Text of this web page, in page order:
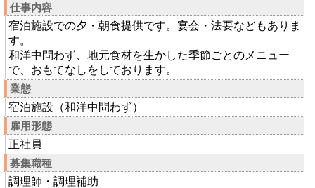
仕事内容
宿泊施設での夕・朝食提供です。宴会・法要などもありま
す。
和洋中問わず、地元食材を生かした季節ごとのメニュー
で、おもてなしをしております。
業態
宿泊施設（和洋中問わず）
雇用形態
正社員
募集職種
調理師・調理補助